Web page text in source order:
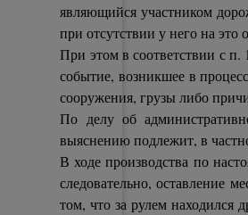
являющийся участником
при отсутствии у него на
При этом в соответствии с
событие, возникшее в
сооружения, грузы либо
По делу об
выяснению подлежит, в
В ходе производства по
следовательно, оставление
том, что за рулем